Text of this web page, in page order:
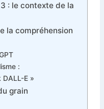
: le contexte de la
la compréhension
:
E »
grain